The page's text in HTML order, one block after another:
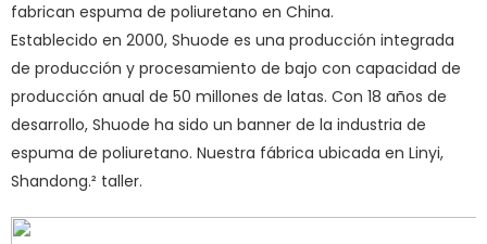
fabrican espuma de poliuretano en China.
Establecido en 2000, Shuode es una producción integrada
de producción y procesamiento de bajo con capacidad de
producción anual de 50 millones de latas. Con 18 años de
desarrollo, Shuode ha sido un banner de la industria de
espuma de poliuretano. Nuestra fábrica ubicada en Linyi,
Shandong.² taller.